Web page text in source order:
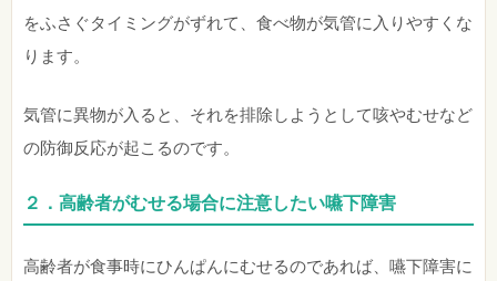
をふさぐタイミングがずれて、食べ物が気管に入りやすくな
ります。
気管に異物が入ると、それを排除しようとして咳やむせなど
の防御反応が起こるのです。
２．高齢者がむせる場合に注意したい嚥下障害
高齢者が食事時にひんぱんにむせるのであれば、嚥下障害に